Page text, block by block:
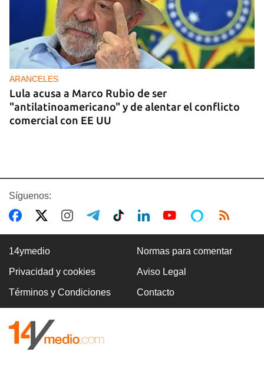
ARANCELES
Lula acusa a Marco Rubio de ser
"antilatinoamericano" y de alentar el conflicto
comercial con EE UU
GASOLINA
En la Vía Blanca surgen puestos de venta de
gasolina en botellas de un litro
Síguenos:
14ymedio Normas para comentar
Privacidad y cookies Aviso Legal
Términos y Condiciones Contacto